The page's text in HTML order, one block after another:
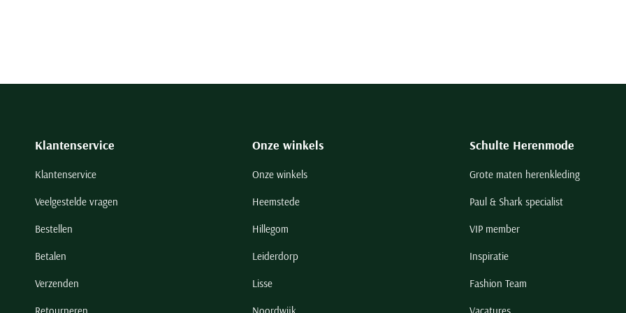
Klantenservice
Klantenservice
Veelgestelde vragen
Bestellen
Betalen
Verzenden
Onze winkels
Onze winkels
Heemstede
Hillegom
Leiderdorp
Lisse
Schulte Herenmode
Grote maten herenkleding
Paul & Shark specialist
VIP member
Inspiratie
Fashion Team